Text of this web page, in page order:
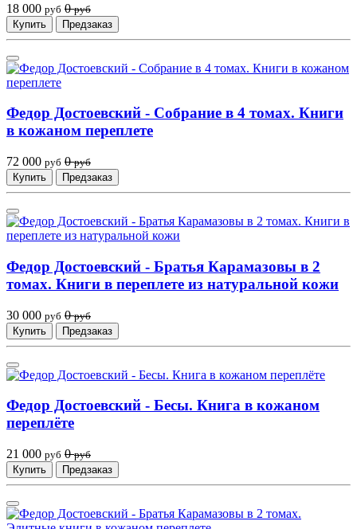
18 000 руб 0 руб
Купить
Предзаказ
Федор Достоевский - Собрание в 4 томах. Книги
в кожаном переплете
72 000 руб 0 руб
Купить
Предзаказ
Федор Достоевский - Братья Карамазовы в 2
томах. Книги в переплете из натуральной кожи
30 000 руб 0 руб
Купить
Предзаказ
Федор Достоевский - Бесы. Книга в кожаном
переплёте
21 000 руб 0 руб
Купить
Предзаказ